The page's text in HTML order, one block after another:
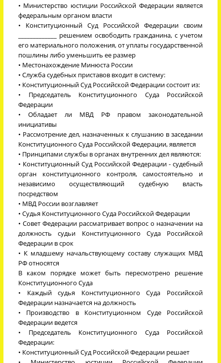
• Министерство юстиции Российской Федерации является
федеральным органом власти
• Конституционный Суд Российской Федерации своим
_____________ решением освободить гражданина, с учетом
его материального положения, от уплаты государственной
пошлины либо уменьшить ее размер
• Местонахождение Минюста России
• Служба судебных приставов входит в систему:
• Конституционный Суд Российской Федерации состоит из:
• Председатель Конституционного Суда Российской
Федерации
• Обладает ли МВД РФ правом законодательной
инициативы
• Рассмотрение дел, назначенных к слушанию в заседании
Конституционного Суда Российской Федерации, является
• Принципами службы в органах внутренних дел являются:
• Конституционный Суд Российской Федерации - судебный
орган конституционного контроля, самостоятельно и
независимо осуществляющий судебную власть
посредством
• МВД России возглавляет
• Судья Конституционного Суда Российской Федерации
• Совет Федерации рассматривает вопрос о назначении на
должность судьи Конституционного Суда Российской
Федерации в срок
• К младшему начальствующему составу служащих МВД
РФ относятся
В каком порядке может быть пересмотрено решение
Конституционного Суда
• Каждый судья Конституционного Суда Российской
Федерации назначается на должность
• Производство в Конституционном Суде Российской
Федерации ведется
• Председатель Конституционного Суда Российской
Федерации:
• Конституционный Суд Российской Федерации решает